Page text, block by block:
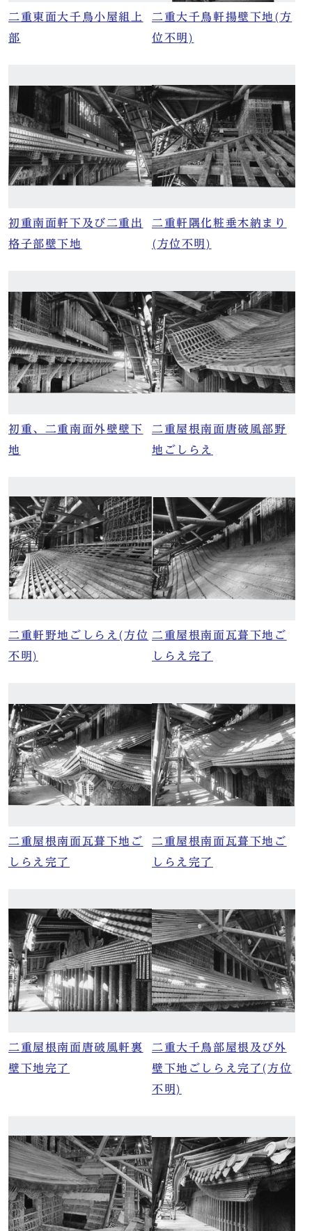
二重東面大千鳥小屋組上
部
二重大千鳥軒揚壁下地(方
位不明)
初重南面軒下及び二重出
格子部壁下地
二重軒隅化粧垂木納まり
(方位不明)
初重、二重南面外壁壁下
地
二重屋根南面唐破風部野
地ごしらえ
二重軒野地ごしらえ(方位
不明)
二重屋根南面瓦葺下地ご
しらえ完了
二重屋根南面瓦葺下地ご
しらえ完了
二重屋根南面瓦葺下地ご
しらえ完了
二重屋根南面唐破風軒裏
壁下地完了
二重大千鳥部屋根及び外
壁下地ごしらえ完了(方位
不明)